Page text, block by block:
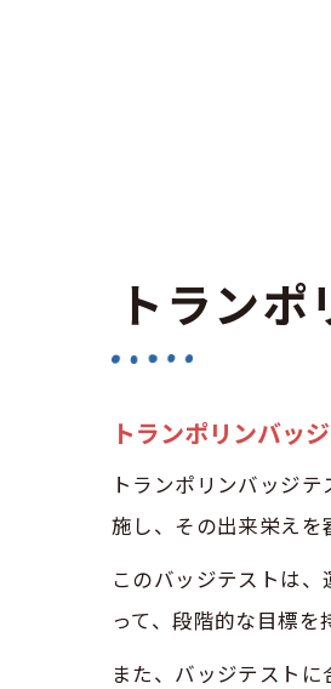
トラン
トランポリンバッ
トランポリンバッジ
施し、その出来栄えを
このバッジテストは
って、段階的な目標
また、バッジテスト